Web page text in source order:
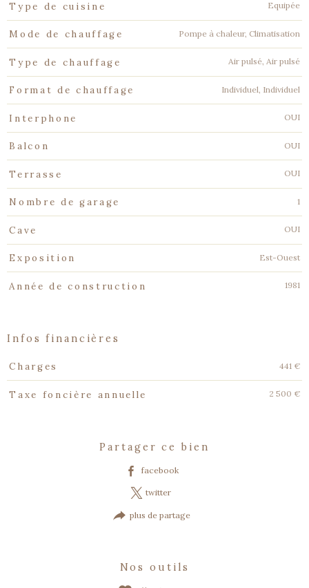
Type de cuisine Equipée
Mode de chauffage Pompe à chaleur, Climatisation
Type de chauffage Air pulsé, Air pulsé
Format de chauffage Individuel, Individuel
Interphone OUI
Balcon OUI
Terrasse OUI
Nombre de garage 1
Cave OUI
Exposition Est-Ouest
Année de construction 1981
infos financières
Caractéristiques
Charges 441 €
Taxe foncière annuelle 2 500 €
partager ce bien
facebook
twitter
plus de partage
nos outils